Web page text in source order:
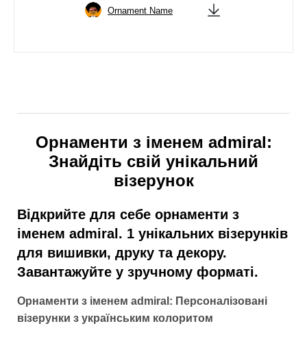
Ornament Name
Орнаменти з іменем admiral:
Знайдіть свій унікальний
візерунок
Відкрийте для себе орнаменти з
іменем admiral. 1 унікальних візерунків
для вишивки, друку та декору.
Завантажуйте у зручному форматі.
Орнаменти з іменем admiral: Персоналізовані
візерунки з українським колоритом